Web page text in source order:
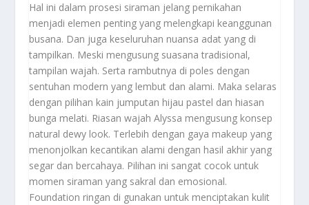
Hal ini dalam prosesi siraman jelang pernikahan
menjadi elemen penting yang melengkapi keanggunan
busana. Dan juga keseluruhan nuansa adat yang di
tampilkan. Meski mengusung suasana tradisional,
tampilan wajah. Serta rambutnya di poles dengan
sentuhan modern yang lembut dan alami. Maka selaras
dengan pilihan kain jumputan hijau pastel dan hiasan
bunga melati. Riasan wajah Alyssa mengusung konsep
natural dewy look. Terlebih dengan gaya makeup yang
menonjolkan kecantikan alami dengan hasil akhir yang
segar dan bercahaya. Pilihan ini sangat cocok untuk
momen siraman yang sakral dan emosional.
Foundation ringan di gunakan untuk menciptakan kulit